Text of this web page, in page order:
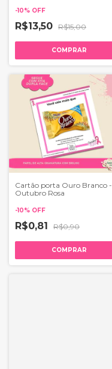
-10% OFF
R$13,50 R$15,00
COMPRAR
Cartão porta Ouro Branco -
Outubro Rosa
-10% OFF
R$0,81 R$0,90
COMPRAR